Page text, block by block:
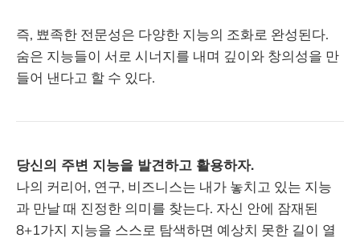
즉, 뾰족한 전문성은 다양한 지능의 조화로 완성된다.
숨은 지능들이 서로 시너지를 내며 깊이와 창의성을 만
들어 낸다고 할 수 있다.
당신의 주변 지능을 발견하고 활용하자.
나의 커리어, 연구, 비즈니스는 내가 놓치고 있는 지능
과 만날 때 진정한 의미를 찾는다. 자신 안에 잠재된
8+1가지 지능을 스스로 탐색하면 예상치 못한 길이 열